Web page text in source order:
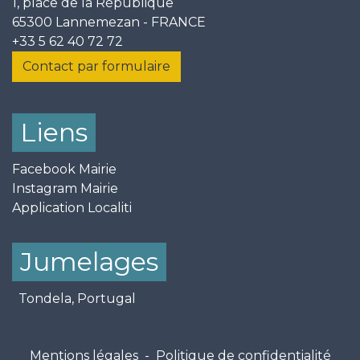
65300 Lannemezan - FRANCE
+33 5 62 40 72 72
Contact par formulaire
Liens
Facebook Mairie
Instagram Mairie
Application Localiti
Jumelages
Tondela, Portugal
Mentions légales - Politique de confidentialité